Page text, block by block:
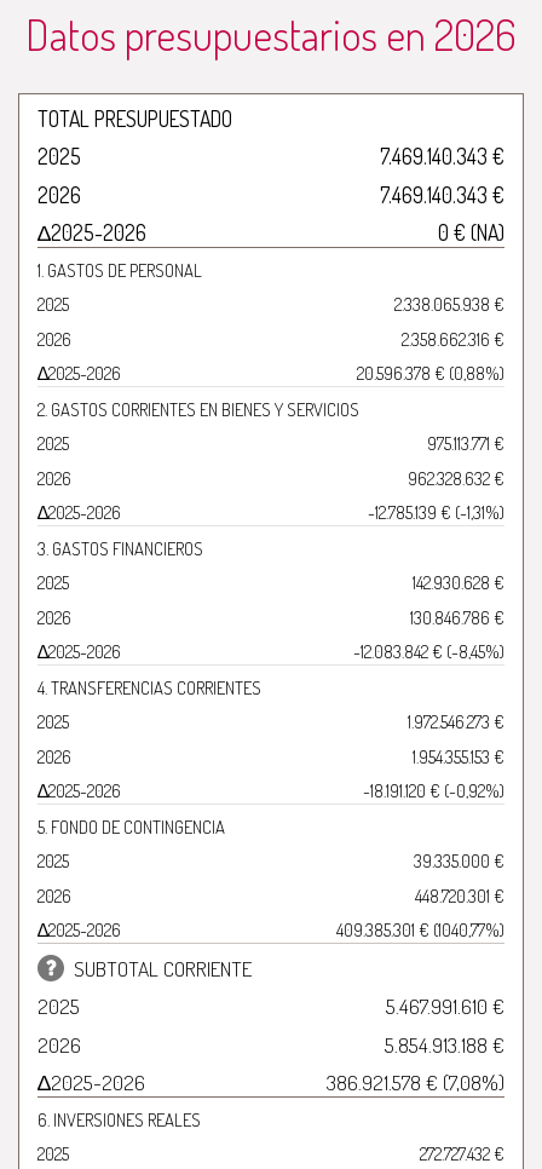
Datos presupuestarios en 2026
TOTAL PRESUPUESTADO
2025
7.469.140.343 €
2026
7.469.140.343 €
∆2025-2026
0 € (NA)
1. GASTOS DE PERSONAL
2025
2.338.065.938 €
2026
2.358.662.316 €
∆2025-2026
20.596.378 € (0,88%)
2. GASTOS CORRIENTES EN BIENES Y SERVICIOS
2025
975.113.771 €
2026
962.328.632 €
∆2025-2026
-12.785.139 € (-1,31%)
3. GASTOS FINANCIEROS
2025
142.930.628 €
2026
130.846.786 €
∆2025-2026
-12.083.842 € (-8,45%)
4. TRANSFERENCIAS CORRIENTES
2025
1.972.546.273 €
2026
1.954.355.153 €
∆2025-2026
-18.191.120 € (-0,92%)
5. FONDO DE CONTINGENCIA
2025
39.335.000 €
2026
448.720.301 €
∆2025-2026
409.385.301 € (1040,77%)
SUBTOTAL CORRIENTE
2025
5.467.991.610 €
2026
5.854.913.188 €
∆2025-2026
386.921.578 € (7,08%)
6. INVERSIONES REALES
2025
272.727.432 €